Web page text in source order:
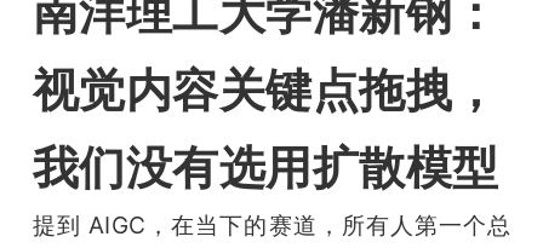
南洋理工大学潘新钢：
视觉内容关键点拖拽，
我们没有选用扩散模型
提到 AIGC，在当下的赛道，所有人第一个总